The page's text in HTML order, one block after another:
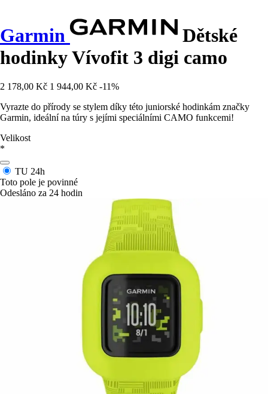
Garmin
Dětské
hodinky Vívofit 3 digi camo
2 178,00 Kč 1 944,00 Kč -11%
Vyrazte do přírody se stylem díky této juniorské hodinkám značky
Garmin, ideální na túry s jejími speciálními CAMO funkcemi!
Velikost
*
TU 24h
Toto pole je povinné
Odesláno za 24 hodin